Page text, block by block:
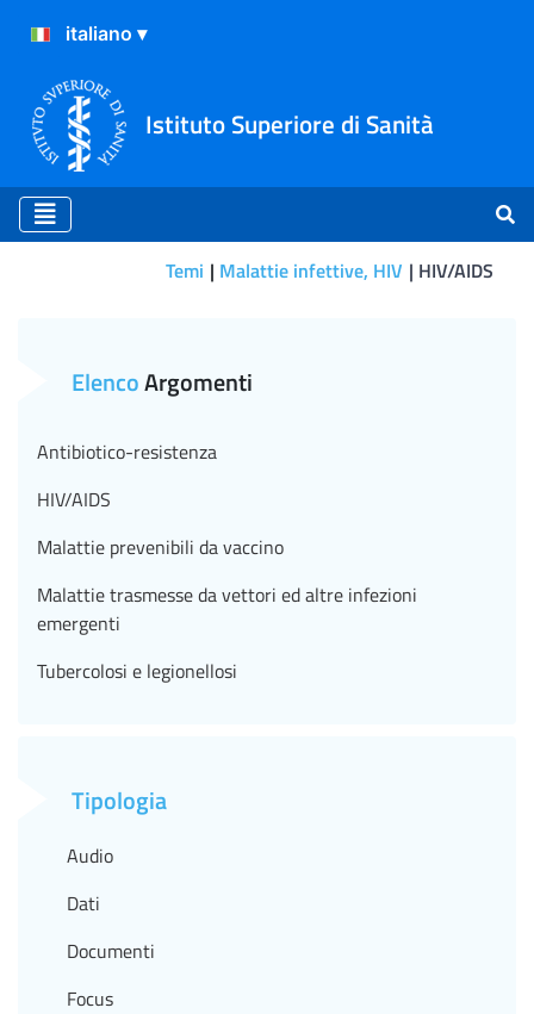
Istituto Superiore di Sanità
Temi Malattie infettive, HIV HIV/AIDS
ElencoArgomenti
Antibiotico-resistenza
HIV/AIDS
Malattie prevenibili da vaccino
Malattie trasmesse da vettori ed altre infezioni
emergenti
Tubercolosi e legionellosi
Tipologia
Audio
Dati
Documenti
Focus